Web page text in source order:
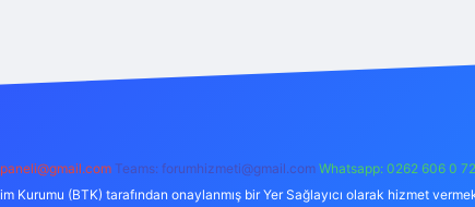
Teams: forumhizmeti@gmail.com Whatsapp: 0262 606 0
Kurumu (BTK) tarafından onaylanmış bir Yer Sağlayıcı olarak hizmet